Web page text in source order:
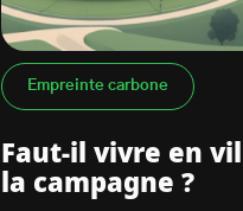
Empreinte carbone
Faut-il vivre en
la campagne ?